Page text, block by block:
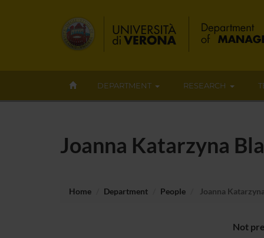
DEPARTMENT RESEARCH
Joanna Katarzyna
Home Department People Joanna
Not